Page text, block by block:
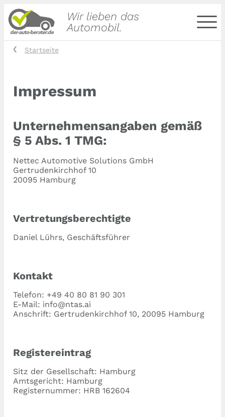
Wir lieben das
Automobil.
Startseite
Impressum
Unternehmensangaben gemäß
§ 5 Abs. 1 TMG:
Nettec Automotive Solutions GmbH
Gertrudenkirchhof 10
20095 Hamburg
Vertretungsberechtigte
Daniel Lührs, Geschäftsführer
Kontakt
Telefon: +49 40 80 81 90 301
E-Mail: info@ntas.ai
Anschrift: Gertrudenkirchhof 10, 20095 Hamburg
Registereintrag
Sitz der Gesellschaft: Hamburg
Amtsgericht: Hamburg
Registernummer: HRB 162604